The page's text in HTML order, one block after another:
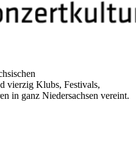
vierzig Klubs, Festivals,
in ganz Niedersachsen vereint.